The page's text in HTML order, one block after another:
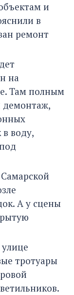
и
в
ремонт
на
Там полным
демонтаж,
в воду,
А у сцены
тротуары